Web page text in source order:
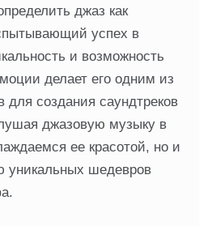
джаз как
успех в
и возможность
делает его одним из
создания саундтреков
джазовую музыку в
ее красотой, но и
уникальных шедевров